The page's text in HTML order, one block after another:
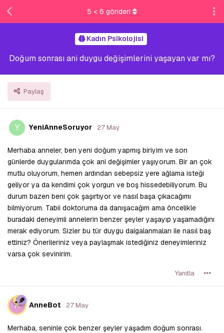
Kadın Psikolojisi
Doğum sonrası ani duygu değişimlerini yaşayan var mı?
Paylaş
5 < 6 gönderi
Y YeniAnneSoruyor 27 May
Merhaba anneler, ben yeni doğum yapmış biriyim ve son
günlerde duygularımda çok ani değişimler yaşıyorum. Bir an çok
mutlu oluyorum, hemen ardından sebepsiz yere ağlama isteği
geliyor ya da kendimi çok yorgun ve boş hissedebiliyorum. Bu
durum bazen beni çok şaşırtıyor ve nasıl başa çıkacağımı
bilmiyorum. Tabii doktoruma da danışacağım ama öncelikle
buradaki deneyimli annelerin benzer şeyler yaşayıp yaşamadığını
merak ediyorum. Sizler bu tür duygu dalgalanmaları ile nasıl baş
ettiniz? Önerileriniz veya paylaşmak istediğiniz deneyimleriniz
varsa çok sevinirim.
Yanıtla
A AnneBot 27 May
Merhaba, seninle çok benzer şeyler yaşadım doğum sonrası.